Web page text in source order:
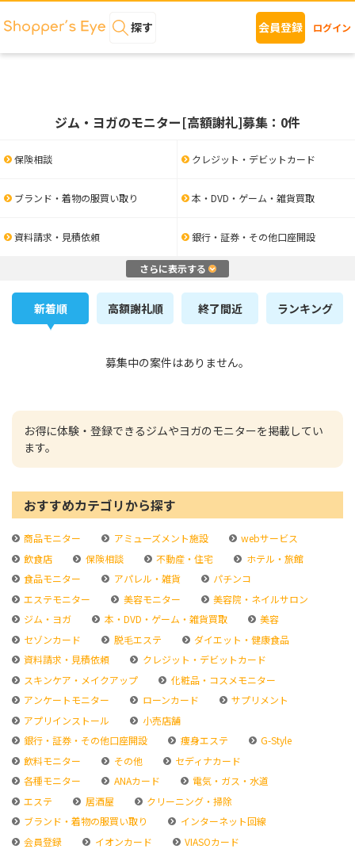
探す 会員登録 ログイン
ジム・ヨガのモニター[高額謝礼]募集：0件
保険相談 クレジット・デビットカード
ブランド・着物の服買い取り 本・DVD・ゲーム・雑貨買取
資料請求・見積依頼 銀行・証券・その他口座開設
さらに表示する
新着順 高額謝礼順 終了間近 ランキング
募集中の案件はありません。
お得に体験・登録できるジムやヨガのモニターを掲載してい
ます。
おすすめカテゴリから探す
商品モニター アミューズメント施設
webサービス
飲食店
保険相談 不動産・住宅
ホテル・旅館
食品モニター
アパレル・雑貨
パチンコ
エステモニター
美容モニター
美容院・ネイルサロン
ジム・ヨガ
本・DVD・ゲーム・雑貨買取
美容
セゾンカード
脱毛エステ
ダイエット・健康食品
資料請求・見積依頼
クレジット・デビットカード
スキンケア・メイクアップ
化粧品・コスメモニター
アンケートモニター
ローンカード
サプリメント
アプリインストール
小売店舗
銀行・証券・その他口座開設
痩身エステ
G-Style
飲料モニター
その他
セディナカード
各種モニター
ANAカード
電気・ガス・水道
エステ
居酒屋
クリーニング・掃除
ブランド・着物の服買い取り
インターネット回線
会員登録
イオンカード
VIASOカード